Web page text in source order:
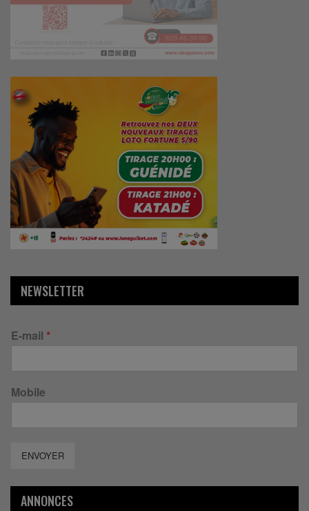
NEWSLETTER
E-mail *
Mobile
ENVOYER
ANNONCES